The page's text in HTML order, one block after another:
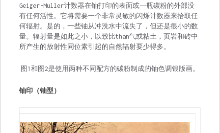
Geiger-Muller计数器在铀打印的表面或一瓶碳粉的外部没
有任何活性。它将需要一个非常灵敏的闪烁计数器来拾取任
何辐射。是的，一些铀从冲洗水中流失了，但还是很小的数
量。辐射量是如此之小，以致比than气或粘土，页岩和砖中
所产生的放射性同位素引起的自然辐射要少得多。
图1和图2是使用两种不同配方的碳粉制成的铀色调银版画。
铀印（铀型）